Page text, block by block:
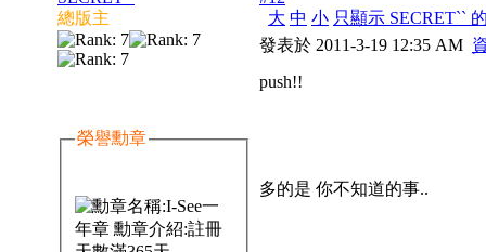
總版主
榮譽勳章
大 中 小 只顯示 SECRET``
發表於 2011-3-19 12:35 AM
push!!
多的是 你不知道的事..